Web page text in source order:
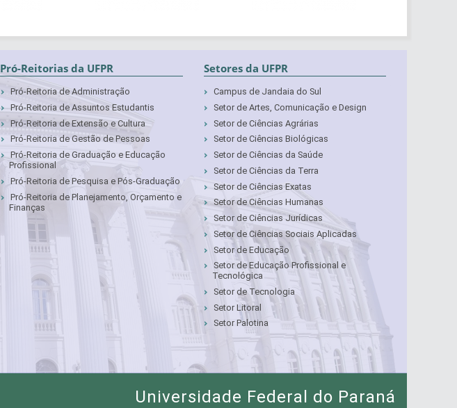
Pró-Reitorias da UFPR
Pró-Reitoria de Administração
Pró-Reitoria de Assuntos Estudantis
Pró-Reitoria de Extensão e Cultura
Pró-Reitoria de Gestão de Pessoas
Pró-Reitoria de Graduação e Educação
Profissional
Pró-Reitoria de Pesquisa e Pós-Graduação
Pró-Reitoria de Planejamento, Orçamento e
Finanças
Setores da UFPR
Campus de Jandaia do Sul
Setor de Artes, Comunicação e Design
Setor de Ciências Agrárias
Setor de Ciências Biológicas
Setor de Ciências da Saúde
Setor de Ciências da Terra
Setor de Ciências Exatas
Setor de Ciências Humanas
Setor de Ciências Jurídicas
Setor de Ciências Sociais Aplicadas
Setor de Educação
Setor de Educação Profissional e
Tecnológica
Setor de Tecnologia
Setor Litoral
Setor Palotina
Universidade Federal do Paraná